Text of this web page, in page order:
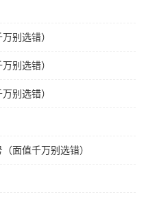
别选错）
别选错）
别选错）
面值千万别选错）